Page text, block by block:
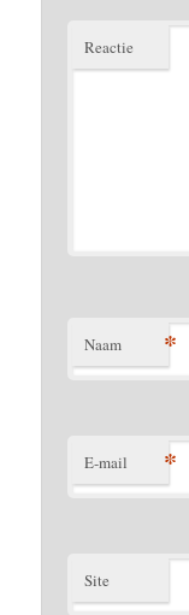
Reactie
Naam *
E-mail *
Site